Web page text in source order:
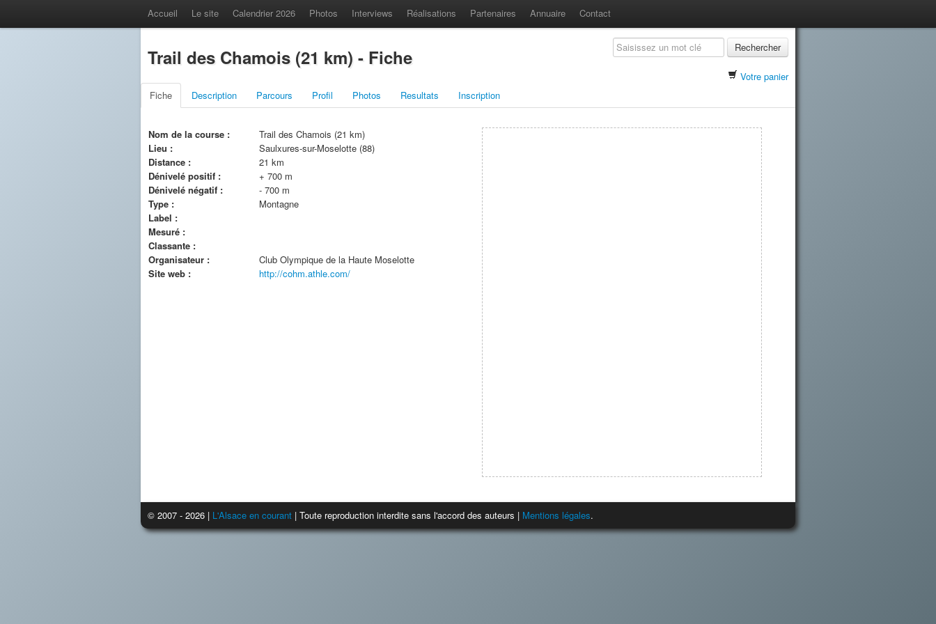
Accueil Le site Calendrier 2026 Photos Interviews Réalisations Partenaires Annuaire Contact
Trail des Chamois (21 km) - Fiche Rechercher
Votre panier
Fiche
Description Parcours Profil Photos Resultats Inscription
Nom de la course :
Trail des Chamois (21 km)
Lieu :
Saulxures-sur-Moselotte (88)
Distance :
21 km
Dénivelé positif :
+ 700 m
Dénivelé négatif :
- 700 m
Type :
Montagne
Label :
Mesuré :
Classante :
Organisateur :
Club Olympique de la Haute Moselotte
Site web :
http://cohm.athle.com/
© 2007 - 2026 | L'Alsace en courant | Toute reproduction interdite sans l'accord des auteurs | Mentions légales.